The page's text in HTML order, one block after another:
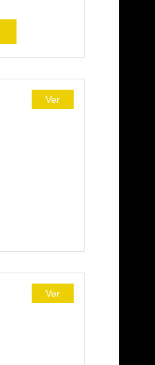
Ver
Ver